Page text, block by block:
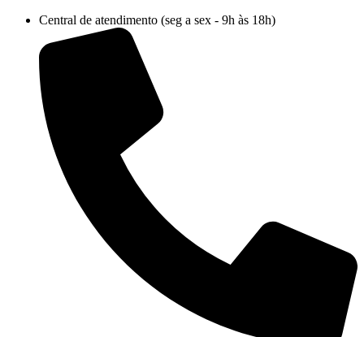
conteúdo
Central de atendimento (seg a sex - 9h às 18h)